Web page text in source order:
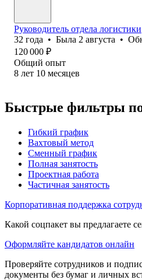
Руководитель отдела логистики
32 года • Была 2 августа •
120 000 ₽
Общий опыт
8 лет 10 месяцев
Быстрые фильтры
Гибкий график
Вахтовый метод
Сменный график
Полная занятость
Проектная работа
Частичная занятость
Корпоративная поддержка
Какой соцпакет вы предлагаете
Оформляйте кандидатов онлайн
Проверяйте сотрудников и
документы без бумаг и личных